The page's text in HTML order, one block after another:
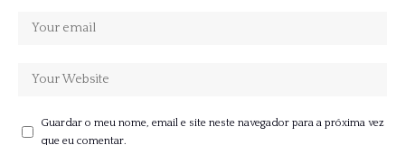
Guardar o meu nome, email e site neste navegador para a próxima vez
que eu comentar.